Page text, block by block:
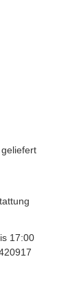
17:00